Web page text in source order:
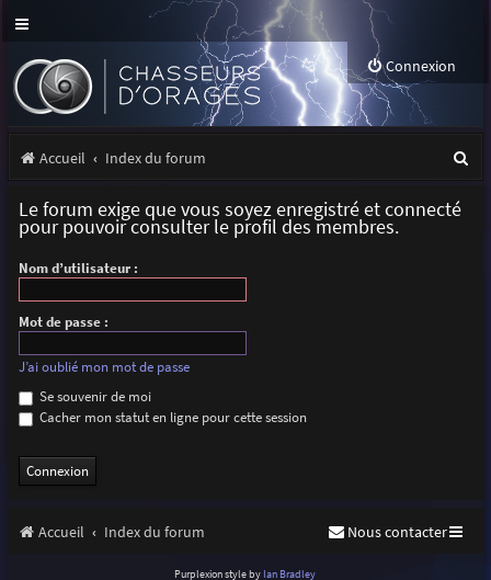
Connexion
Accueil Index du forum
Le forum exige que vous soyez enregistré et connecté
pour pouvoir consulter le profil des membres.
Nom d’utilisateur :
Mot de passe :
J’ai oublié mon mot de passe
Se souvenir de moi
Cacher mon statut en ligne pour cette session
Accueil Index du forum Nous contacter
Purplexion style by Ian Bradley